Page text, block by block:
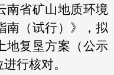
南省矿山地质环境
南（试行）》，拟
地复垦方案（公示
行核对。